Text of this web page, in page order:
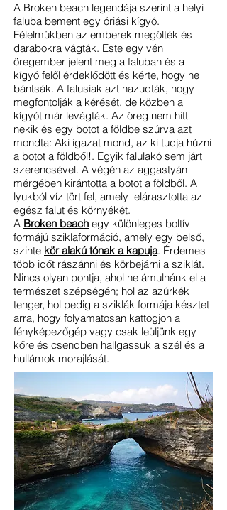
A Broken beach legendája szerint a helyi
faluba bement egy óriási kígyó.
Félelmükben az emberek megölték és
darabokra vágták. Este egy vén
öregember jelent meg a faluban és a
kígyó felől érdeklődött és kérte, hogy ne
bántsák. A falusiak azt hazudták, hogy
megfontolják a kérését, de közben a
kígyót már levágták. Az öreg nem hitt
nekik és egy botot a földbe szúrva azt
mondta: Aki igazat mond, az ki tudja húzni
a botot a földből!. Egyik falulakó sem járt
szerencsével. A végén az aggastyán
mérgében kirántotta a botot a földből. A
lyukból víz tört fel, amely elárasztotta az
egész falut és környékét.
A Broken beach egy különleges boltív
formájú sziklaformáció, amely egy belső,
szinte kör alakú tónak a kapuja. Érdemes
több időt rászánni és körbejárni a sziklát.
Nincs olyan pontja, ahol ne ámulnánk el a
természet szépségén; hol az azúrkék
tenger, hol pedig a sziklák formája késztet
arra, hogy folyamatosan kattogjon a
fényképezőgép vagy csak leüljünk egy
kőre és csendben hallgassuk a szél és a
hullámok morajlását.